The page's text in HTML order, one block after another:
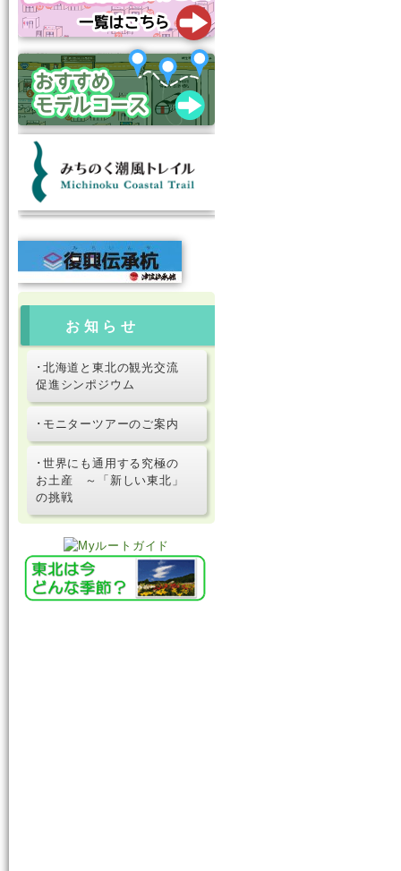
お知らせ
･北海道と東北の観光交流
促進シンポジウム
･モニターツアーのご案内
･世界にも通用する究極の
お土産 ～「新しい東北」
の挑戦